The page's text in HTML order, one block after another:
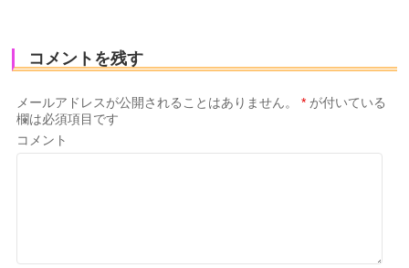
コメントを残す
メールアドレスが公開されることはありません。 * が付いている
欄は必須項目です
コメント